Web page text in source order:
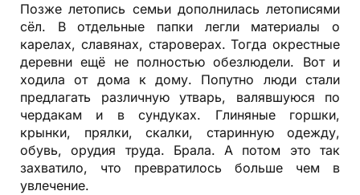
Позже летопись семьи дополнилась летописями
сёл. В отдельные папки легли материалы о
карелах, славянах, староверах. Тогда окрестные
деревни ещё не полностью обезлюдели. Вот и
ходила от дома к дому. Попутно люди стали
предлагать различную утварь, валявшуюся по
чердакам и в сундуках. Глиняные горшки,
крынки, прялки, скалки, старинную одежду,
обувь, орудия труда. Брала. А потом это так
захватило, что превратилось больше чем в
увлечение.